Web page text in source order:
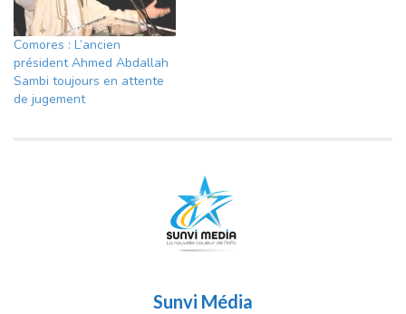
Comores : L’ancien
président Ahmed Abdallah
Sambi toujours en attente
de jugement
Sunvi Média